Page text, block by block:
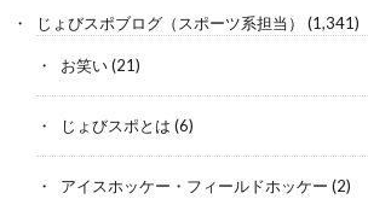
じょびスポブログ（スポーツ系担当） (1,341)
お笑い(21)
じょびスポとは (6)
アイスホッケー・フィールドホッケー (2)